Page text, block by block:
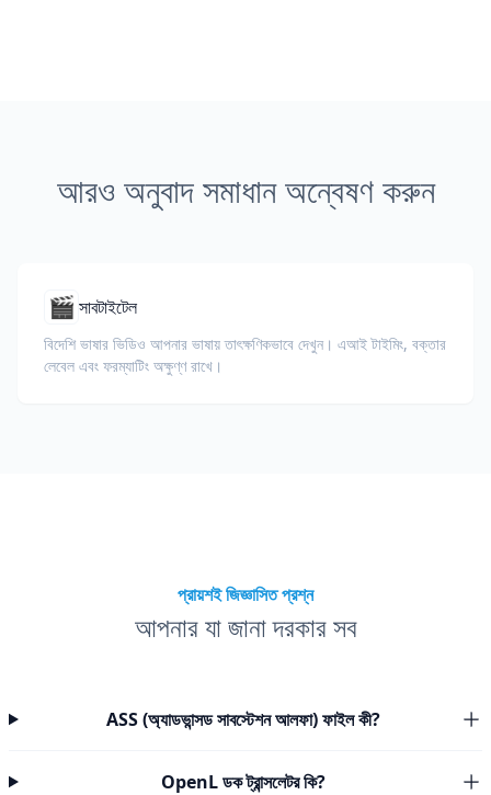
আরও অনুবাদ সমাধান অন্বেষণ করুন
🎬 সাবটাইটেল
বিদেশি ভাষার ভিডিও আপনার ভাষায় তাৎক্ষণিকভাবে দেখুন। এআই টাইমিং, বক্তার
লেবেল এবং ফরম্যাটিং অক্ষুণ্ণ রাখে।
প্রায়শই জিজ্ঞাসিত প্রশ্ন
আপনার যা জানা দরকার সব
ASS (অ্যাডভান্সড সাবস্টেশন আলফা) ফাইল কী?
OpenL ডক ট্রান্সলেটর কি?